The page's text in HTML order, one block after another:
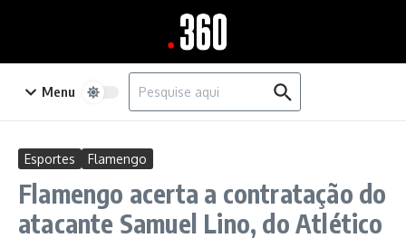
Menu
Procurar por:
Esportes Flamengo
Flamengo acerta a contratação do
atacante Samuel Lino, do Atlético